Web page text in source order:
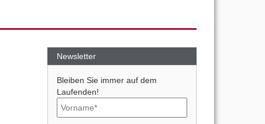
Newsletter
Bleiben Sie immer auf dem
Laufenden!